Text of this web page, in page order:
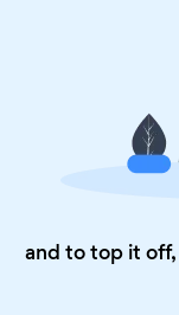
and to top it off,